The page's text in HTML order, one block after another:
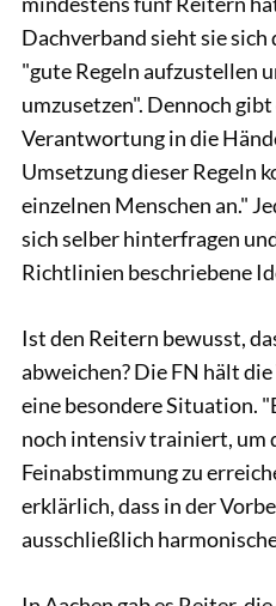
Dachverband sieht sie
"gute Regeln aufzustellen
umzusetzen". Dennoch
Verantwortung in die
Umsetzung dieser Regeln
einzelnen Menschen an."
sich selber hinterfragen
Richtlinien beschriebene
Ist den Reitern bewusst,
abweichen? Die FN hält
eine besondere Situation.
noch intensiv trainiert, um
Feinabstimmung zu
erklärlich, dass in der
ausschließlich